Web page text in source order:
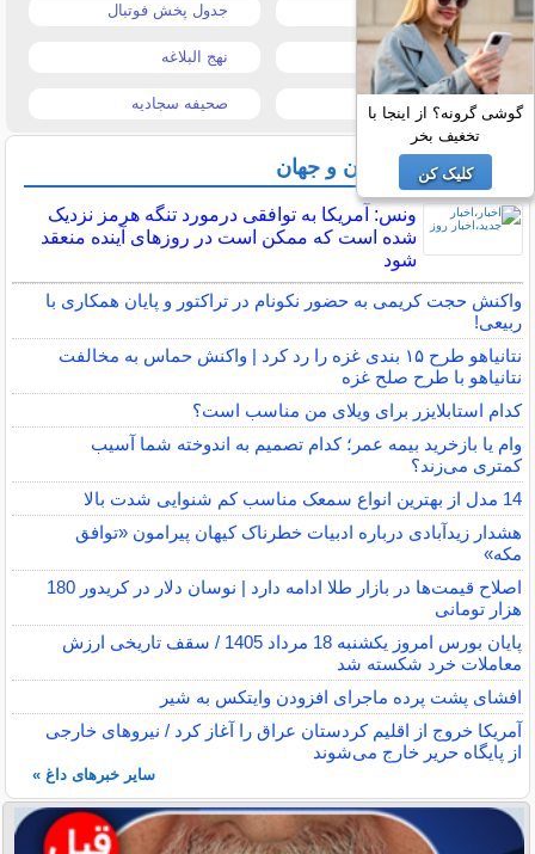
قیمت موبایل جدول پخش فوتبال
قیمت تبلت نهج البلاغه
تیتر روزنامه ها صحیفه سجادیه
آخرین اخبار ایران و جهان
ونس: آمریکا به توافقی درمورد تنگه هرمز نزدیک
شده است که ممکن است در روزهای آینده منعقد
شود
واکنش حجت کریمی به حضور نکونام در تراکتور و پایان همکاری با
ربیعی!
نتانیاهو طرح ۱۵ بندی غزه را رد کرد | واکنش حماس به مخالفت
نتانیاهو با طرح صلح غزه
کدام استابلایزر برای ویلای من مناسب است؟
وام یا بازخرید بیمه عمر؛ کدام تصمیم به اندوخته شما آسیب
کمتری می‌زند؟
14 مدل از بهترین انواع سمعک مناسب کم شنوایی شدت بالا
هشدار زیدآبادی درباره ادبیات خطرناک کیهان پیرامون «توافق
مکه»
اصلاح قیمت‌ها در بازار طلا ادامه دارد | نوسان دلار در کریدور 180
هزار تومانی
پایان بورس امروز یکشنبه 18 مرداد 1405 / سقف تاریخی ارزش
معاملات خرد شکسته شد
افشای پشت پرده ماجرای افزودن وایتکس به شیر
آمریکا خروج از اقلیم کردستان عراق را آغاز کرد / نیروهای خارجی
از پایگاه حریر خارج می‌شوند
سایر خبرهای داغ »
گوشی گرونه؟ از اینجا با
تخغیف بخر
کلیک کن